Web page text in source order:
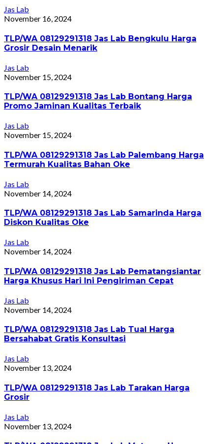
Jas Lab
November 16, 2024
TLP/WA 08129291318 Jas Lab Bengkulu Harga
Grosir Desain Menarik
Jas Lab
November 15, 2024
TLP/WA 08129291318 Jas Lab Bontang Harga
Promo Jaminan Kualitas Terbaik
Jas Lab
November 15, 2024
TLP/WA 08129291318 Jas Lab Palembang Harga
Termurah Kualitas Bahan Oke
Jas Lab
November 14, 2024
TLP/WA 08129291318 Jas Lab Samarinda Harga
Diskon Kualitas Oke
Jas Lab
November 14, 2024
TLP/WA 08129291318 Jas Lab Pematangsiantar
Harga Khusus Hari Ini Pengiriman Cepat
Jas Lab
November 14, 2024
TLP/WA 08129291318 Jas Lab Tual Harga
Bersahabat Gratis Konsultasi
Jas Lab
November 13, 2024
TLP/WA 08129291318 Jas Lab Tarakan Harga
Grosir
Jas Lab
November 13, 2024